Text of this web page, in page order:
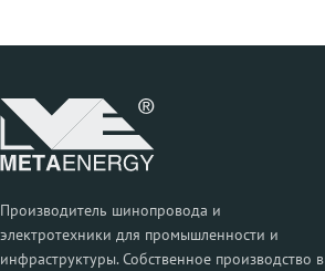
Производитель шинопровода и
электротехники для промышленности и
инфраструктуры. Собственное производство в